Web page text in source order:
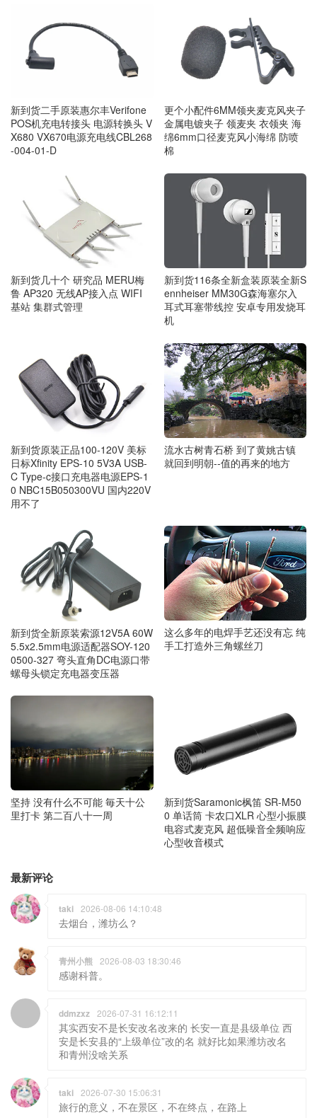
新到货二手原装惠尔丰Verifone
POS机充电转接头 电源转换头 V
X680 VX670电源充电线CBL268
-004-01-D
更个小配件6MM领夹麦克风夹子
金属电镀夹子 领麦夹 衣领夹 海
绵6mm口径麦克风小海绵 防喷
棉
新到货几十个 研究品 MERU梅
鲁 AP320 无线AP接入点 WIFI
基站 集群式管理
新到货116条全新盒装原装全新S
ennheiser MM30G森海塞尔入
耳式耳塞带线控 安卓专用发烧耳
机
新到货原装正品100-120V 美标
日标Xfinity EPS-10 5V3A USB-
C Type-c接口充电器电源EPS-1
0 NBC15B050300VU 国内220V
用不了
流水古树青石桥 到了黄姚古镇
就回到明朝--值的再来的地方
新到货全新原装索源12V5A 60W
5.5x2.5mm电源适配器SOY-120
0500-327 弯头直角DC电源口带
螺母头锁定充电器变压器
这么多年的电焊手艺还没有忘 纯
手工打造外三角螺丝刀
坚持 没有什么不可能 毎天十公
里打卡 第二百八十一周
新到货Saramonic枫笛 SR-M50
0 单话筒 卡农口XLR 心型小振膜
电容式麦克风 超低噪音全频响应
心型收音模式
最新评论
taki 2026-08-06 14:10:48
去烟台，潍坊么？
青州小熊 2026-08-03 18:30:46
感谢科普。
ddmzxz 2026-07-31 16:12:11
其实西安不是长安改名改来的 长安一直是县级单位 西
安是长安县的“上级单位”改的名 就好比如果潍坊改名
和青州没啥关系
taki 2026-07-30 15:06:31
旅行的意义，不在景区，不在终点，在路上